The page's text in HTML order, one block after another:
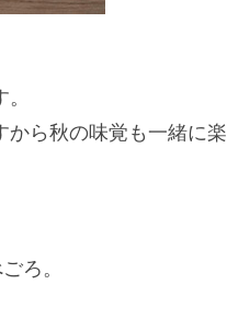
から秋の味覚も一緒に楽
ろ。